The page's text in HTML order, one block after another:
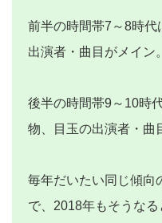
前半の時間帯7～8時代
出演者・曲目がメイン。
後半の時間帯9～10時
物、目玉の出演者・曲
毎年だいたい同じ傾向
で、2018年もそうなる